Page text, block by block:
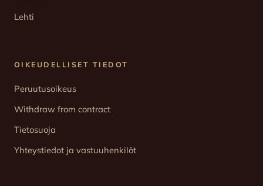
Lehti
OIKEUDELLISET TIEDOT
Peruutusoikeus
Withdraw from contract
Tietosuoja
Yhteystiedot ja vastuuhenkilöt